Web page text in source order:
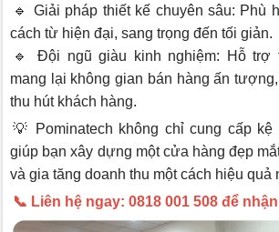
🔹 Giải pháp thiết kế chuyên sâu: Phù
cách từ hiện đại, sang trọng đến tối giản.
🔹 Đội ngũ giàu kinh nghiệm: Hỗ trợ
mang lại không gian bán hàng ấn
thu hút khách hàng.
💡 Pominatech không chỉ cung cấp kệ
giúp bạn xây dựng một cửa hàng đẹp
và gia tăng doanh thu một cách hiệu quả
📞 Liên hệ ngay: 0818 001 508 để